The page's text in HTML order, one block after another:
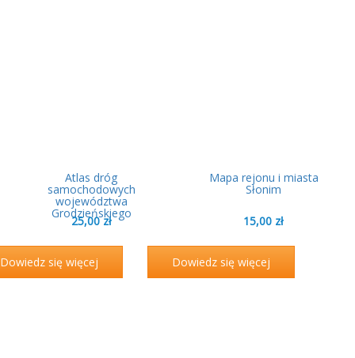
Atlas dróg
samochodowych
województwa
Grodzieńskiego
25,00zł
Dowiedz się więcej
Mapa rejonu i miasta
Słonim
15,00 zł
Dowiedz się więcej